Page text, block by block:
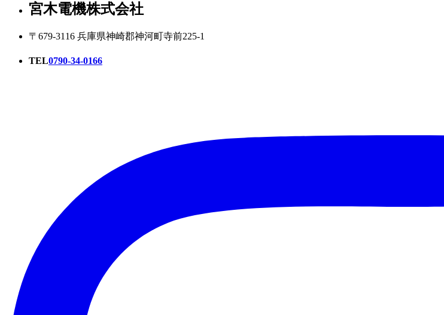
宮木電機株式会社
〒679-3116 兵庫県神崎郡神河町寺前225-1
TEL0790-34-0166